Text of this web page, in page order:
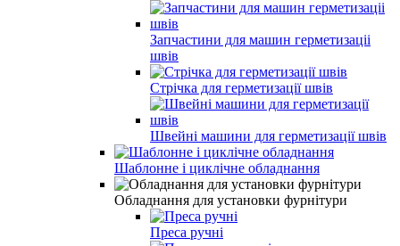
Запчастини для машин герметизаціі
швів
Стрічка для герметизації швів
Швейні машини для герметизації швів
Шаблонне і циклічне обладнання
Обладнання для установки фурнітури
Преса ручні